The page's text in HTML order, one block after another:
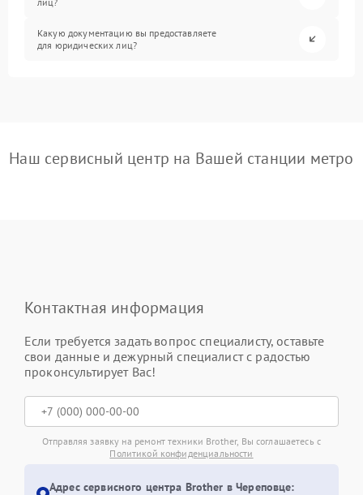
Какую документацию вы предоставляете
для юридических лиц?
Наш сервисный центр на Вашей станции метро
Контактная информация
Если требуется задать вопрос специалисту, оставьте
свои данные и дежурный специалист с радостью
проконсультирует Вас!
Отправляя заявку на ремонт техники Brother, Вы соглашаетесь с
Политикой конфиденциальности
Адрес сервисного центра Brother в Череповце: